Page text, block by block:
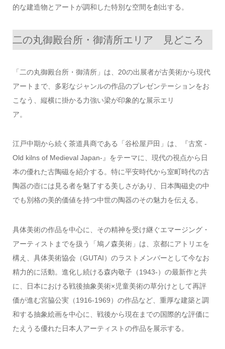
的な建造物とアートが調和した特別な空間を創出する。
二の丸御殿台所・御清所エリア 見どころ
「二の丸御殿台所・御清所」は、20の出展者が古美術から現代
アートまで、多彩なジャンルの作品のプレゼンテーションをお
こなう、縦横に掛かる力強い梁が印象的な展示エリ
ア。
江戸中期から続く茶道具商である「谷松屋戸田」は、『古窯 -
Old kilns of Medieval Japan-』をテーマに、現代の視点から日
本の優れた古陶磁を紹介する。特に平安時代から室町時代の古
陶器の壺には見る者を魅了する美しさがあり、日本陶磁史の中
でも別格の美的価値を持つ中世の陶器のその魅力を伝える。
具体美術の作品を中心に、その精神を受け継ぐエマージング・
アーティストまでを扱う「鳩ノ森美術」は、京都にアトリエを
構え、具体美術協会（GUTAI）のラストメンバーとして今なお
精力的に活動。進化し続ける森内敬子（1943-）の最新作と共
に、日本における戦後抽象美術×児童美術の草分けとして再評
価が進む宮脇公実（1916-1969）の作品など、重厚な建築と調
和する抽象絵画を中心に、戦後から現在までの国際的な評価に
たえうる優れた日本人アーティストの作品を展示する。